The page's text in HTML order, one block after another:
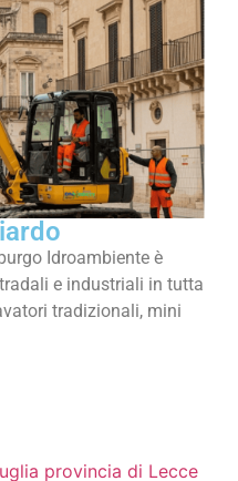
Idroambiente è
e industriali in tutta
tradizionali, mini